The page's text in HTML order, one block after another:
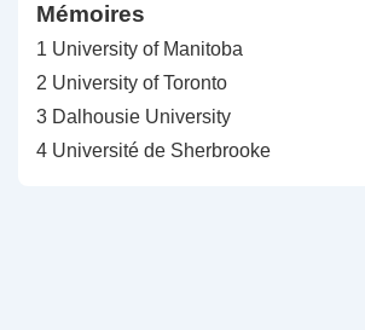
Mémoires
1 University of Manitoba
2 University of Toronto
3 Dalhousie University
4 Université de Sherbrooke